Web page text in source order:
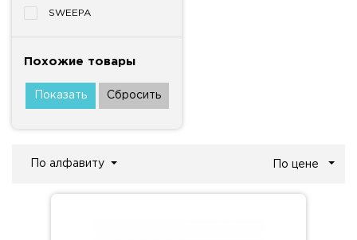
SWEEPA
Похожие товары
По алфавиту По цене